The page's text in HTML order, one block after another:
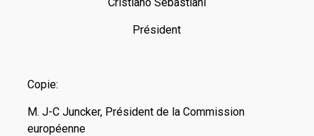
Président
Copie:
M. J-C Juncker, Président de la Commission
européenne